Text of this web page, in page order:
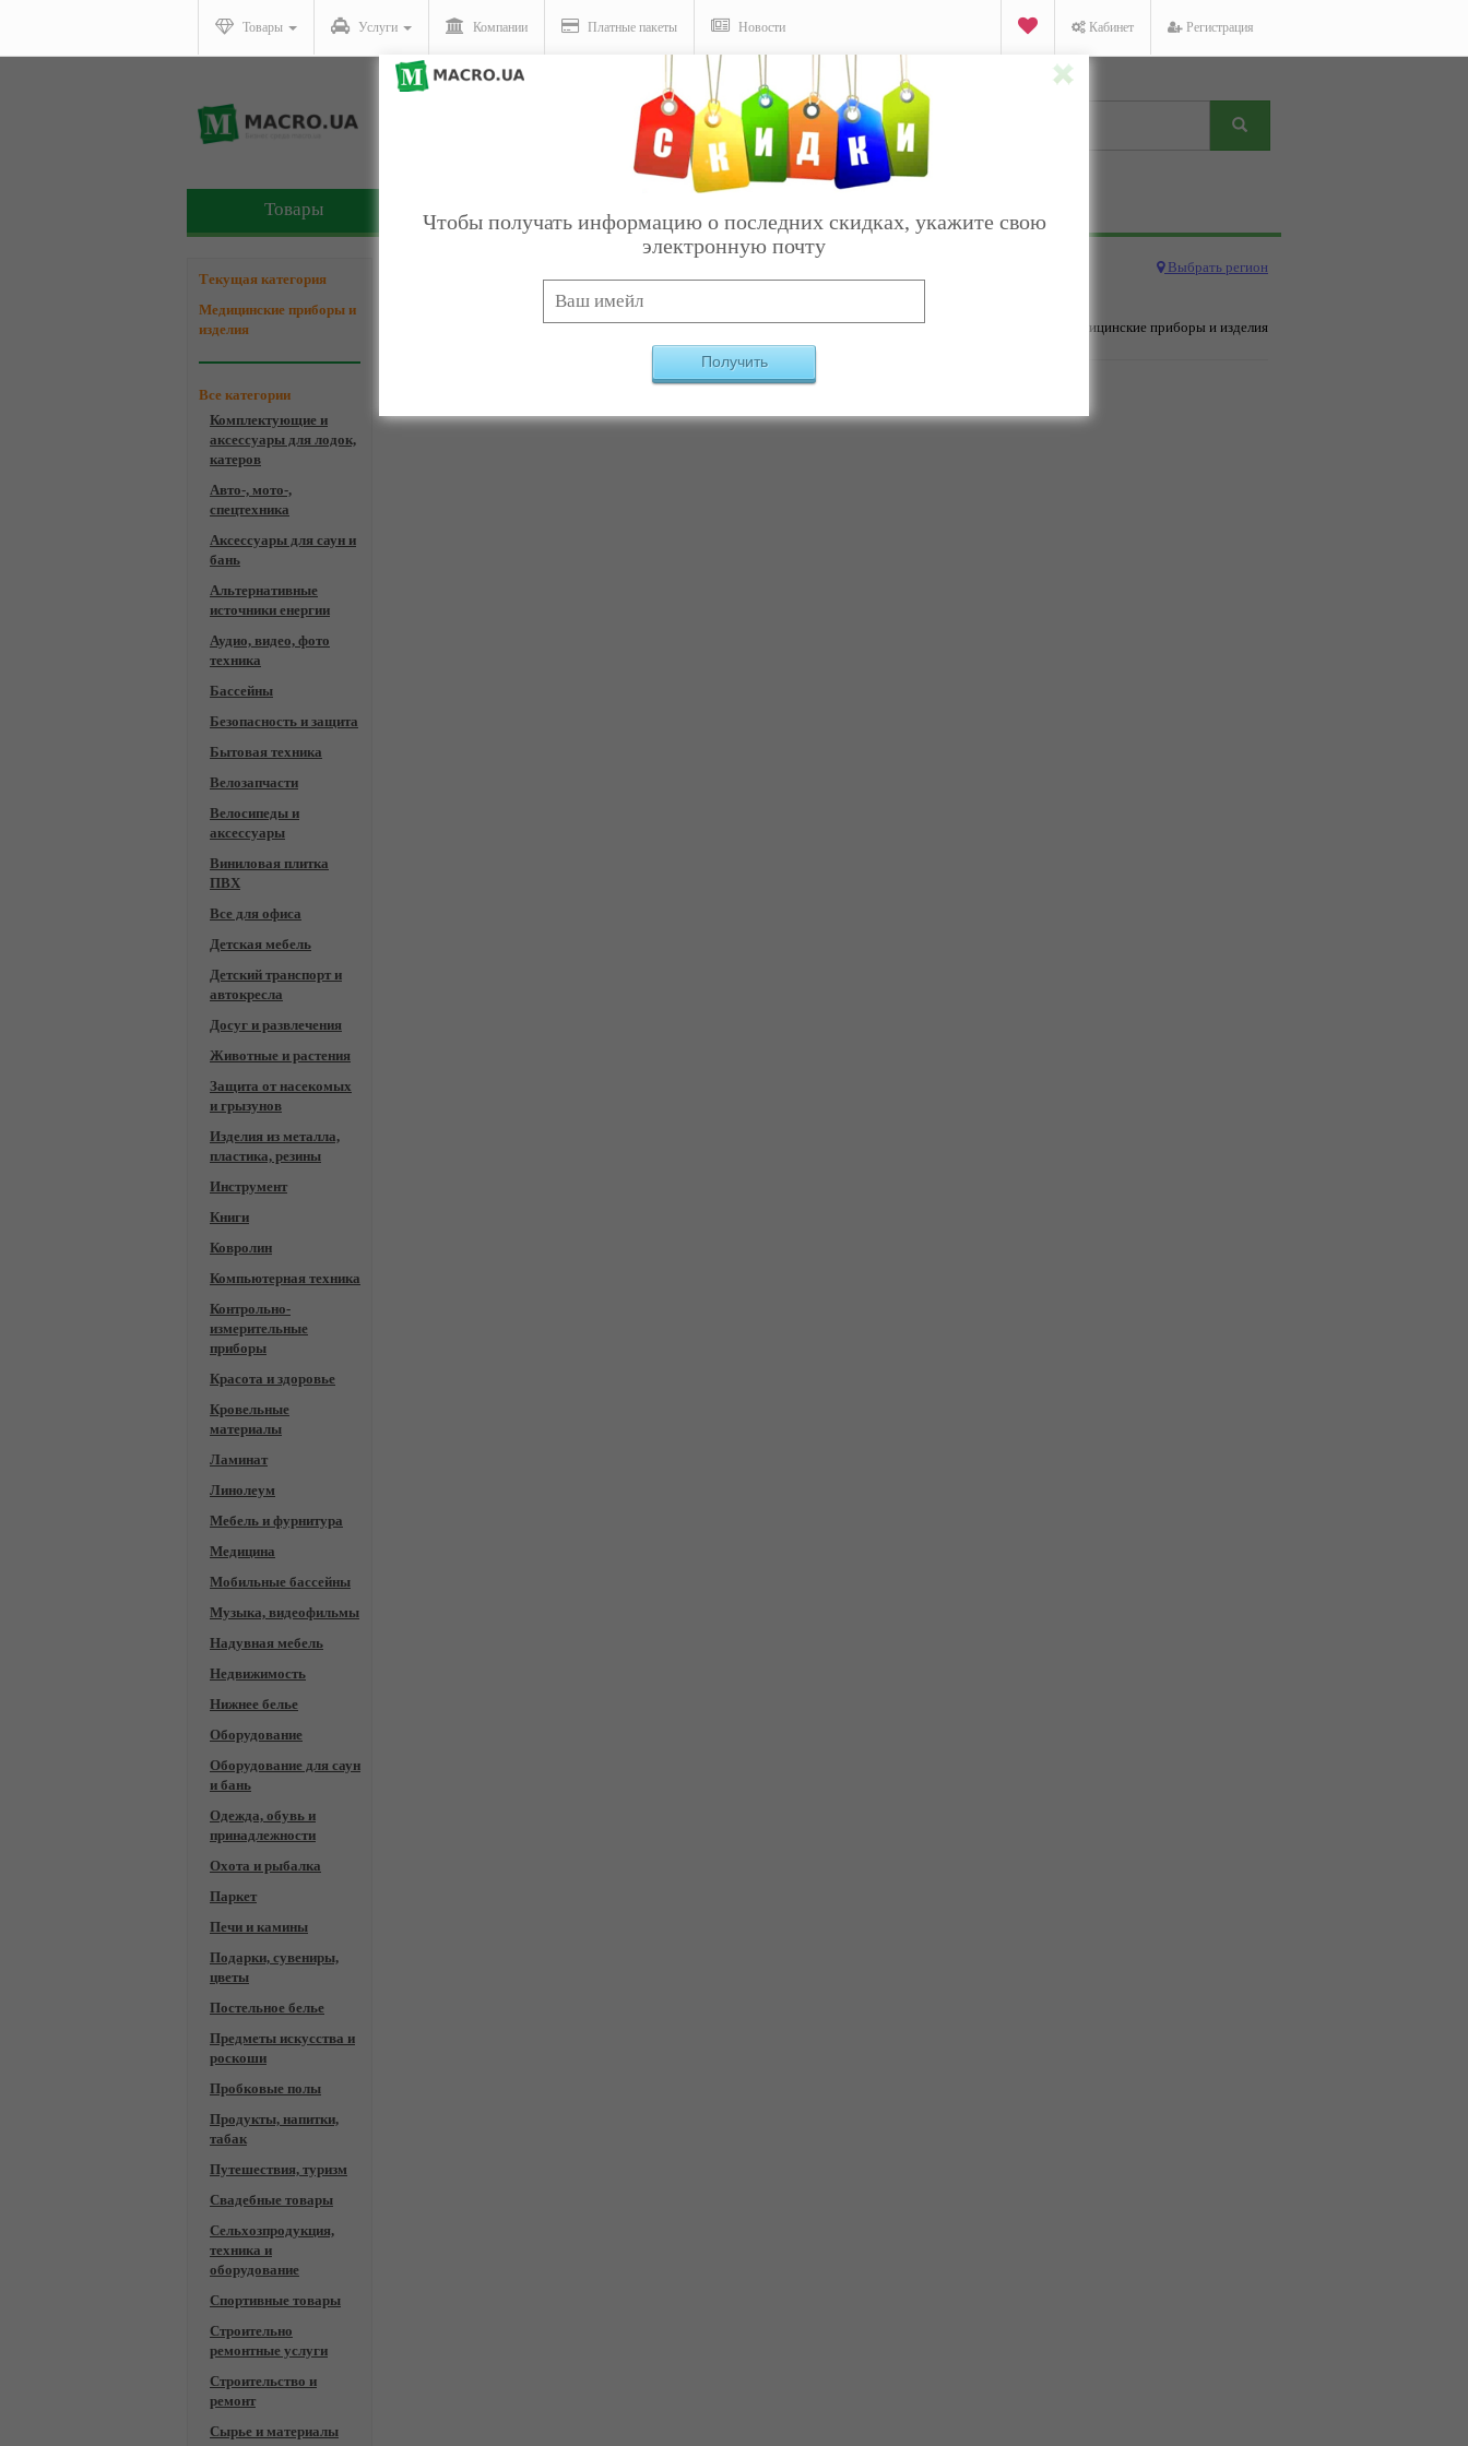
Товары Услуги Компании Платные пакеты Новости Кабинет Регистрация
Товары
Текущая категория
Медицинские приборы и
изделия
Все категории
Комплектующие и
аксессуары для лодок,
катеров
Авто-, мото-,
спецтехника
Аксессуары для саун и
бань
Альтернативные
источники енергии
Аудио, видео, фото
техника
Бассейны
Безопасность и защита
Бытовая техника
Велозапчасти
Велосипеды и
аксессуары
Виниловая плитка
ПВХ
Все для офиса
Детская мебель
Детский транспорт и
автокресла
Досуг и развлечения
Животные и растения
Защита от насекомых
и грызунов
Изделия из металла,
пластика, резины
Инструмент
Книги
Ковролин
Компьютерная техника
Контрольно-
измерительные
приборы
Красота и здоровье
Кровельные
материалы
Ламинат
Линолеум
Мебель и фурнитура
Медицина
Мобильные бассейны
Музыка, видеофильмы
Надувная мебель
Недвижимость
Нижнее белье
Оборудование
Оборудование для саун
и бань
Одежда, обувь и
принадлежности
Охота и рыбалка
Паркет
Печи и камины
Подарки, сувениры,
цветы
Постельное белье
Предметы искусства и
роскоши
Пробковые полы
Продукты, напитки,
табак
Путешествия, туризм
Свадебные товары
Сельхозпродукция,
техника и
оборудование
Спортивные товары
Строительно
ремонтные услуги
Строительство и
ремонт
Сырье и материалы
Компании - Медицинские приборы и изделия Выбрать регион
Категория: Товары → Медицинские приборы и изделия
Чтобы получать информацию о последних скидках, укажите свою
электронную почту
Получить